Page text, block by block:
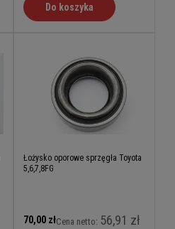
Do koszyka
Łożysko oporowe sprzęgła Toyota
5,6,7,8FG
70,00 złCena netto: 56,91 zł